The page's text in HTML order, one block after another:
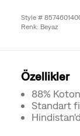
Style #
Renk: Beyaz
Özellikler
88%
Standart